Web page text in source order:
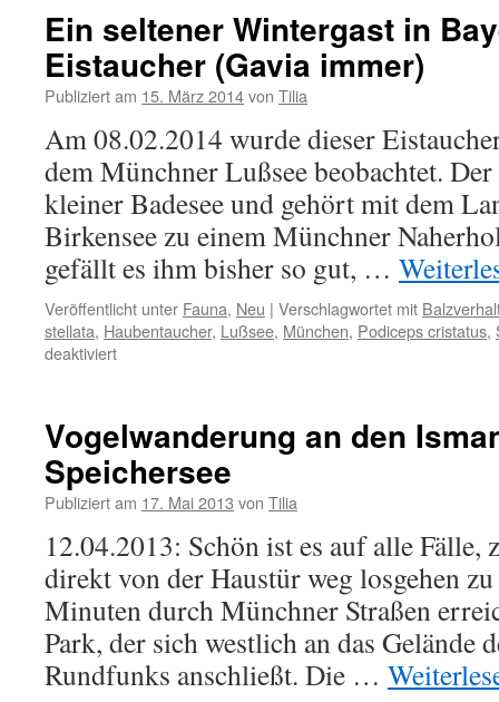
16.03.2014
Ein seltener Wintergast in
Eistaucher (Gavia immer)
Publiziert am 15. März 2014von Tilia
Am 08.02.2014 wurde dieser
dem Münchner Lußsee beobachtet.
kleiner Badesee und gehört mit dem
Birkensee zu einem Münchner
gefällt es ihm bisher so gut, …
Veröffentlicht unter Fauna, Neu | Verschlagwortet mit
stellata, Haubentaucher, Lußsee, München, Podiceps cristatus,
deaktiviertfür
in
Bayern
–
der
(Gavia
immer)
Vogelwanderung an den
Speichersee
Publiziert am 17. Mai 2013 von Tilia
12.04.2013: Schön ist es auf alle Fälle,
direkt von der Haustür weg losgehen
Minuten durch Münchner Straßen
Park, der sich westlich an das Gelände
Rundfunks anschließt. Die …